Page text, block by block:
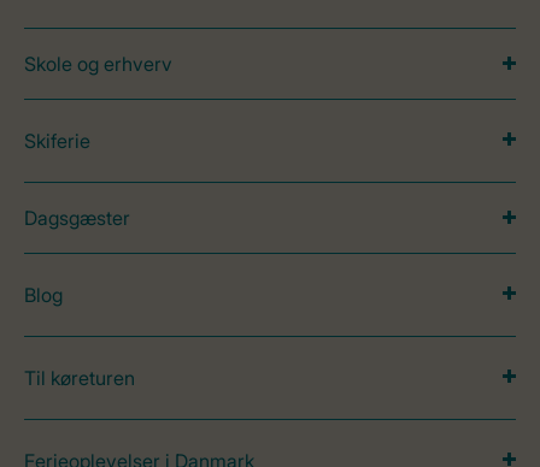
Skole og erhverv
Skiferie
Dagsgæster
Blog
Til køreturen
Ferieoplevelser i Danmark